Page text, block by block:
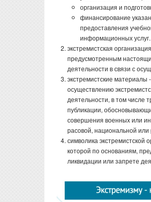
организация и
финансирование
предоставления
информационных услуг.
экстремистская
предусмотренным
деятельности в связи с
экстремистские
осуществлению
деятельности, в том числе
публикации,
совершения военных или
расовой, национальной или
символика экстремистской
которой по основаниям,
ликвидации или запрете